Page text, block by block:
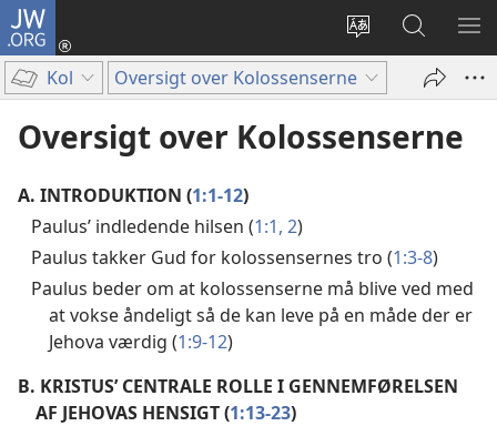
JW.ORG
Vælg
sprog
Log
på
(åbner
nyt
Søg
på
JW.ORG
VIS
Kol Oversigt over Kolossenserne
Oversigt over Kolossenserne
A. INTRODUKTION (1:1-12)
Paulus’ indledende hilsen (1:1, 2)
Paulus takker Gud for kolossensernes tro (1:3-8)
Paulus beder om at kolossenserne må blive ved med
at vokse åndeligt så de kan leve på en måde der er
Jehova værdig (1:9-12)
B. KRISTUS’ CENTRALE ROLLE I GENNEMFØRELSEN
AF JEHOVAS HENSIGT (1:13-23)